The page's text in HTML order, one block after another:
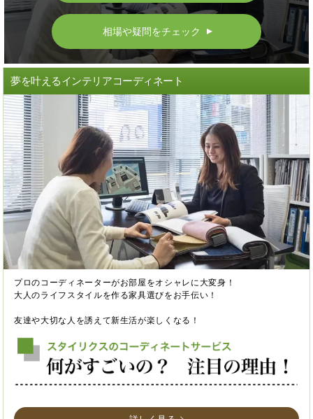
相場や疑問をチェック ▲
夢を叶えるインテリアコーディネート
プロのコーディネーターがお部屋をオシャレに大変身！
大人のライフスタイルを作る家具選びをお手伝い！
友達や大切な人を誘えて新生活が楽しくなる！